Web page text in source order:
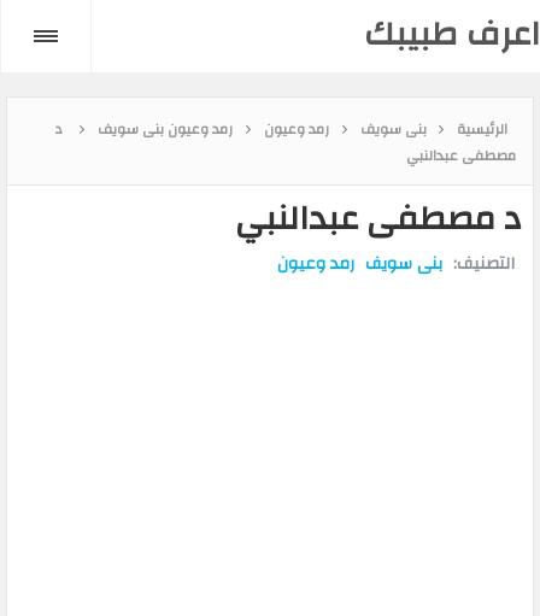
اعرف طبيبك
الرئيسية بنى سويف رمد وعيون رمد وعيون بنى سويف
د
مصطفى عبدالنبي
د مصطفى عبدالنبي
التصنيف: بنى سويف رمد وعيون